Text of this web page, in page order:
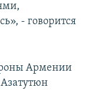
- говорится
Армении
Азатутюн